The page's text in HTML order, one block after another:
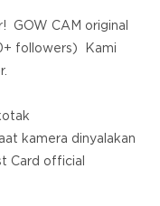
GOW CAM original
followers) Kami
kamera dinyalakan
Card official